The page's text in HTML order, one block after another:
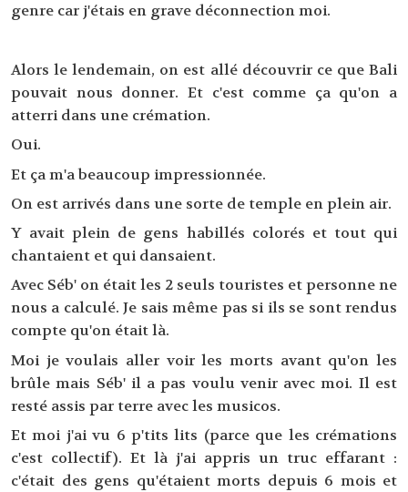
genre car j'étais en grave déconnection moi.
Alors le lendemain, on est allé découvrir ce que Bali
pouvait nous donner. Et c'est comme ça qu'on a
atterri dans une crémation.
Oui.
Et ça m'a beaucoup impressionnée.
On est arrivés dans une sorte de temple en plein air.
Y avait plein de gens habillés colorés et tout qui
chantaient et qui dansaient.
Avec Séb' on était les 2 seuls touristes et personne ne
nous a calculé. Je sais même pas si ils se sont rendus
compte qu'on était là.
Moi je voulais aller voir les morts avant qu'on les
brûle mais Séb' il a pas voulu venir avec moi. Il est
resté assis par terre avec les musicos.
Et moi j'ai vu 6 p'tits lits (parce que les crémations
c'est collectif). Et là j'ai appris un truc effarant :
c'était des gens qu'étaient morts depuis 6 mois et